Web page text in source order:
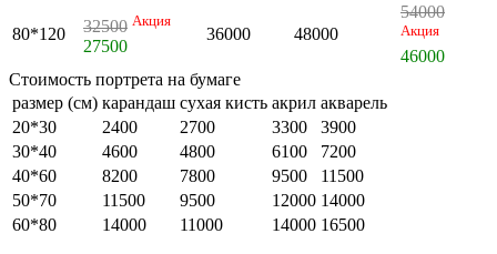
80*120 32500 Акция
27500
36000 48000
54000
Акция
46000
Стоимость портрета на бумаге
размер (см) карандаш сухая кисть акрил акварель
20*30
2400 2700 3300
3900
30*40
4600 4800 6100
7200
40*60
8200 7800 9500
11500
50*70
11500 9500 12000 14000
60*80
14000 11000 14000 16500